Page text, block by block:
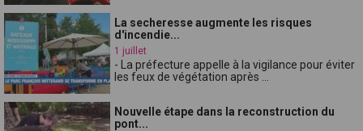
La secheresse augmente les risques
d'incendie...
1 juillet
- La préfecture appelle à la vigilance pour éviter
les feux de végétation après ...
Nouvelle étape dans la reconstruction du
pont...